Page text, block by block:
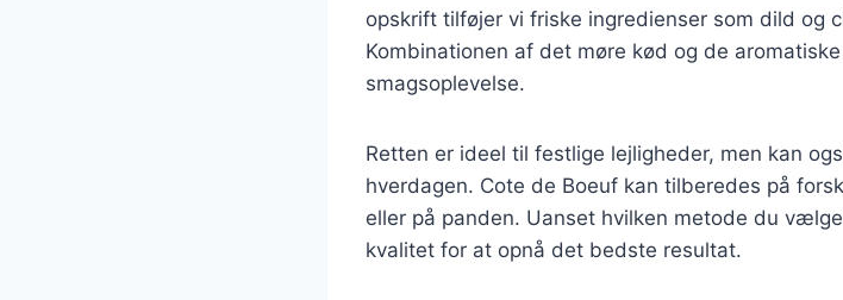
opskrift tilføjer vi friske ingredienser som dild og
Kombinationen af det møre kød og de
smagsoplevelse.
Retten er ideel til festlige lejligheder, men kan
hverdagen. Cote de Boeuf kan tilberedes på
eller på panden. Uanset hvilken metode du
kvalitet for at opnå det bedste resultat.